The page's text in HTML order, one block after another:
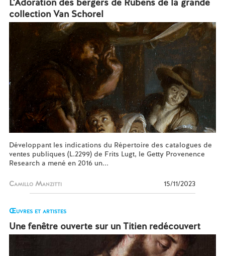
collection Van Schorel
Développant les indications du Répertoire des catalogues de
ventes publiques (L.2299) de Frits Lugt, le Getty Provenence
Research a mené en 2016 un...
Camillo Manzitti 15/11/2023
Œuvres et artistes
Une fenêtre ouverte sur un Titien redécouvert